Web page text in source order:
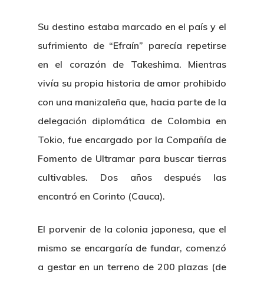
Su destino estaba marcado en el país y el
sufrimiento de “Efraín” parecía repetirse
en el corazón de Takeshima. Mientras
vivía su propia historia de amor prohibido
con una manizaleña que, hacia parte de la
delegación diplomática de Colombia en
Tokio, fue encargado por la Compañía de
Fomento de Ultramar para buscar tierras
cultivables. Dos años después las
encontró en Corinto (Cauca).
El porvenir de la colonia japonesa, que el
mismo se encargaría de fundar, comenzó
a gestar en un terreno de 200 plazas (de